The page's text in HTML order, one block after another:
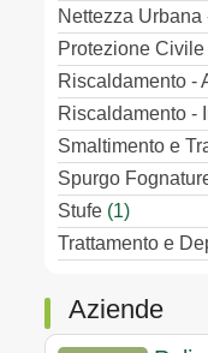
Nettezza Urbana
Protezione
Riscaldamento -
Riscaldamento -
Smaltimento e
Spurgo
Stufe (1)
Trattamento e
Aziende